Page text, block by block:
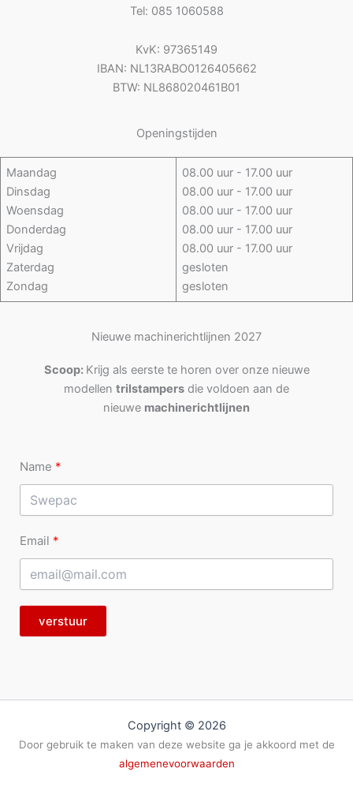
Tel: 085 1060588
KvK: 97365149
IBAN: NL13RABO0126405662
BTW: NL868020461B01
Openingstijden
Maandag
Dinsdag
Woensdag
Donderdag
Vrijdag
Zaterdag
Zondag
08.00 uur - 17.00 uur
08.00 uur - 17.00 uur
08.00 uur - 17.00 uur
08.00 uur - 17.00 uur
08.00 uur - 17.00 uur
gesloten
gesloten
Nieuwe machinerichtlijnen 2027
Scoop: Krijg als eerste te horen over onze nieuwe
modellen trilstampers die voldoen aan de
nieuwe machinerichtlijnen
Name
Email
verstuur
Copyright © 2026
Door gebruik te maken van deze website ga je akkoord met de
algemenevoorwaarden